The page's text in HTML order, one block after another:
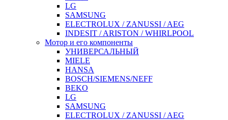
LG
SAMSUNG
ELECTROLUX / ZANUSSI / AEG
INDESIT / ARISTON / WHIRLPOOL
Мотор и его компоненты
УНИВЕРСАЛЬНЫЙ
MIELE
HANSA
BOSCH/SIEMENS/NEFF
BEKO
LG
SAMSUNG
ELECTROLUX / ZANUSSI / AEG